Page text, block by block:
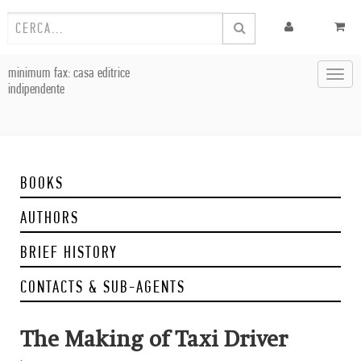
minimum fax: casa editrice
indipendente
BOOKS
AUTHORS
BRIEF HISTORY
CONTACTS & SUB-AGENTS
The Making of Taxi Driver